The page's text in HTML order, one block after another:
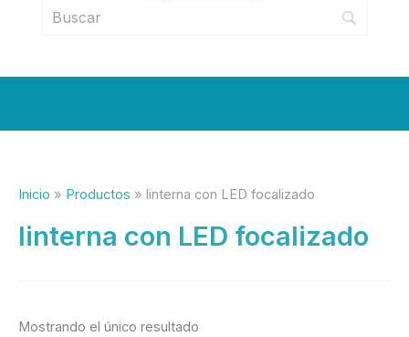
Inicio Productos linterna con LED focalizado
linterna con LED focalizado
Mostrando el único resultado